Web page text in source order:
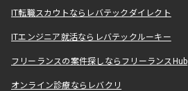
IT転職スカウトならレバテックダイレクト
ITエンジニア就活ならレバテックルーキー
フリーランスの案件探しならフリーランスHub
オンライン診療ならレバクリ